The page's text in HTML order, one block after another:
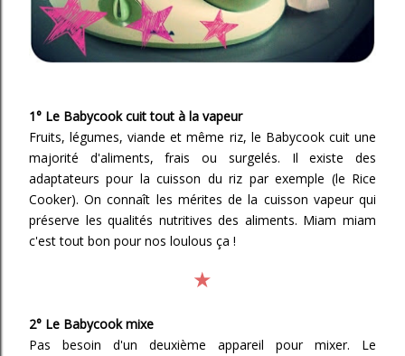
1° Le Babycook cuit tout à la vapeur
Fruits, légumes, viande et même riz, le Babycook cuit une
majorité d'aliments, frais ou surgelés. Il existe des
adaptateurs pour la cuisson du riz par exemple (le Rice
Cooker). On connaît les mérites de la cuisson vapeur qui
préserve les qualités nutritives des aliments. Miam miam
c'est tout bon pour nos loulous ça !
★
2° Le Babycook mixe
Pas besoin d'un deuxième appareil pour mixer. Le